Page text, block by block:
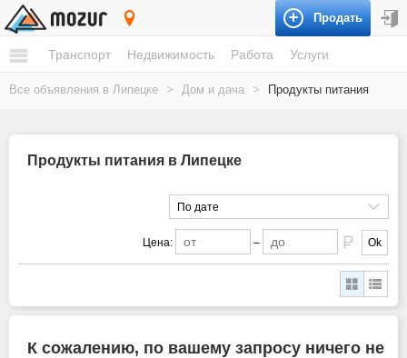
Продать
Транспорт Недвижимость Работа Услуги
Все объявления в Липецке > Дом и дача > Продукты питания
Продукты питания в Липецке
По дате
Цена: – Ok
К сожалению, по вашему запросу ничего не